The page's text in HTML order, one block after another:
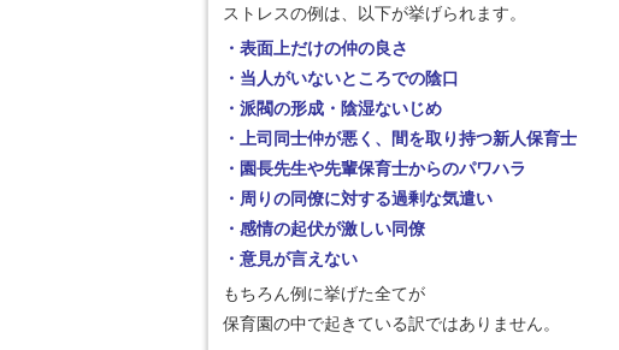
ストレスの例は、以下が挙げられます。
・表面上だけの仲の良さ
・当人がいないところでの陰口
・派閥の形成・陰湿ないじめ
・上司同士仲が悪く、間を取り持つ新人保育士
・園長先生や先輩保育士からのパワハラ
・周りの同僚に対する過剰な気遣い
・感情の起伏が激しい同僚
・意見が言えない
もちろん例に挙げた全てが
保育園の中で起きている訳ではありません。